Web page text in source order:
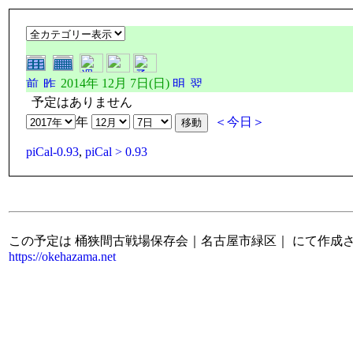
2014年 12月 7日(日)
予定はありません
年
＜今日＞
piCal-0.93, piCal > 0.93
この予定は 桶狭間古戦場保存会｜名古屋市緑区｜ にて作成
https://okehazama.net